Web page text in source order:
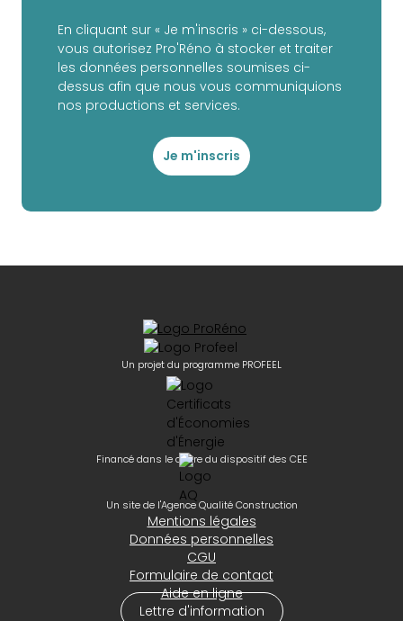
En cliquant sur « Je m'inscris » ci-dessous,
vous autorisez Pro'Réno à stocker et traiter
les données personnelles soumises ci-
dessus afin que nous vous communiquions
nos productions et services.
Je m'inscris
Un projet du programme PROFEEL
Financé dans le cadre du dispositif des CEE
Un site de l'Agence Qualité Construction
Mentions légales
Données personnelles
CGU
Formulaire de contact
Aide en ligne
Lettre d'information